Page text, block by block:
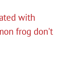
with
frog don't